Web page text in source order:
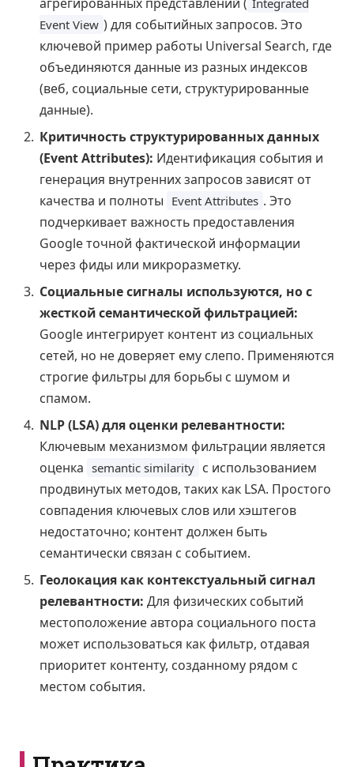
агрегированных представлений ( Integrated
Event View ) для событийных запросов. Это
ключевой пример работы Universal Search, где
объединяются данные из разных индексов
(веб, социальные сети, структурированные
данные).
Критичность структурированных данных
(Event Attributes): Идентификация события и
генерация внутренних запросов зависят от
качества и полноты Event Attributes . Это
подчеркивает важность предоставления
Google точной фактической информации
через фиды или микроразметку.
Социальные сигналы используются, но с
жесткой семантической фильтрацией:
Google интегрирует контент из социальных
сетей, но не доверяет ему слепо. Применяются
строгие фильтры для борьбы с шумом и
спамом.
NLP (LSA) для оценки релевантности:
Ключевым механизмом фильтрации является
оценка semantic similarity с использованием
продвинутых методов, таких как LSA. Простого
совпадения ключевых слов или хэштегов
недостаточно; контент должен быть
семантически связан с событием.
Геолокация как контекстуальный сигнал
релевантности: Для физических событий
местоположение автора социального поста
может использоваться как фильтр, отдавая
приоритет контенту, созданному рядом с
местом события.